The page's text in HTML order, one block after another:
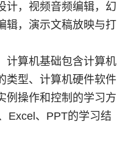
计，视频音频编辑，幻
辑，演示文稿放映与打
计算机基础包含计算机
类型、计算机硬件软件
例操作和控制的学习方
Excel、PPT的学习结